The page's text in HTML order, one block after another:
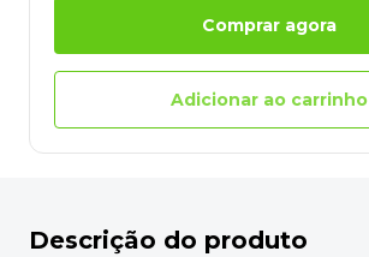
Comprar agora
Adicionar ao carrinho
Descrição do produto